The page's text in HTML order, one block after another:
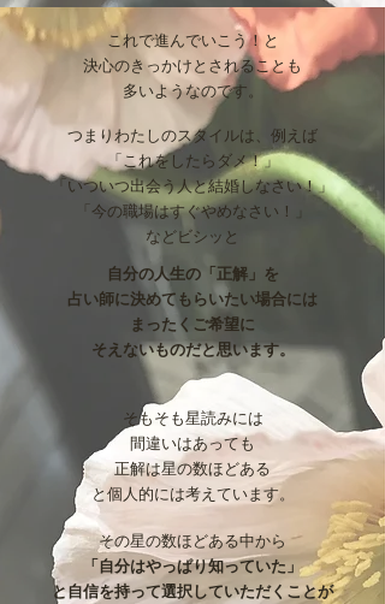
これで進んでいこう！と
決心のきっかけとされることも
多いようなのです。
つまりわたしのスタイルは、例えば
「これをしたらダメ！」
「いついつ出会う人と結婚しなさい！」
「今の職場はすぐやめなさい！」
などビシッと
自分の人生の「正解」を
占い師に決めてもらいたい場合には
まったくご希望に
そえないものだと思います。
そもそも星読みには
間違いはあっても
正解は星の数ほどある
と個人的には考えています。
その星の数ほどある中から
「自分はやっぱり知っていた」
と自信を持って選択していただくことが